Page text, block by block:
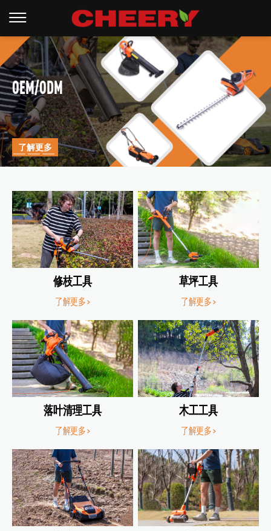
OEM/ODM
了解更多
修枝工具
了解更多 >
草坪工具
了解更多 >
落叶清理工具
了解更多 >
木工工具
了解更多 >